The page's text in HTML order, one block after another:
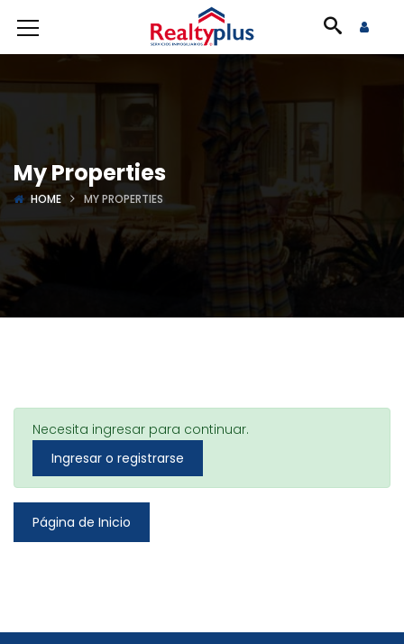
My Properties
HOME MY PROPERTIES
Necesita ingresar para continuar.
Ingresar o registrarse
Página de Inicio